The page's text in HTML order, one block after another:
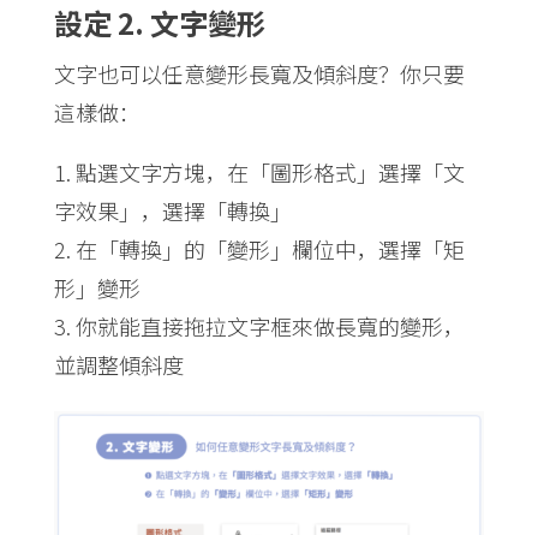
設定 2. 文字變形
文字也可以任意變形長寬及傾斜度？你只要
這樣做：
點選文字方塊，在「圖形格式」選擇「文
字效果」，選擇「轉換」
在「轉換」的「變形」欄位中，選擇「矩
形」變形
你就能直接拖拉文字框來做長寬的變形，
並調整傾斜度